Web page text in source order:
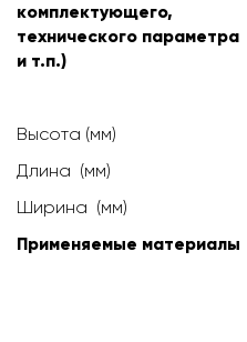
комплектующего,
технического параметра
и т.п.)
Высота (мм)
Длина (мм)
Ширина (мм)
Применяемые материалы